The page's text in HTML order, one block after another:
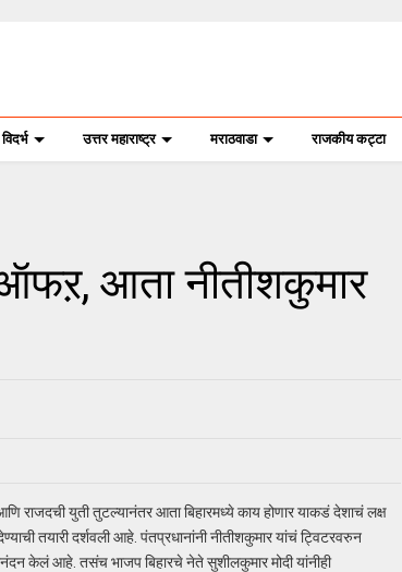
विदर्भ उत्तर महाराष्ट्र मराठवाडा राजकीय कट्टा
ऑफऱ, आता नीतीशकुमार
राजदची युती तुटल्यानंतर आता बिहारमध्ये काय होणार याकडं देशाचं लक्ष
तयारी दर्शवली आहे. पंतप्रधानांनी नीतीशकुमार यांचं ट्विटरवरुन
केलं आहे. तसंच भाजप बिहारचे नेते सुशीलकुमार मोदी यांनीही